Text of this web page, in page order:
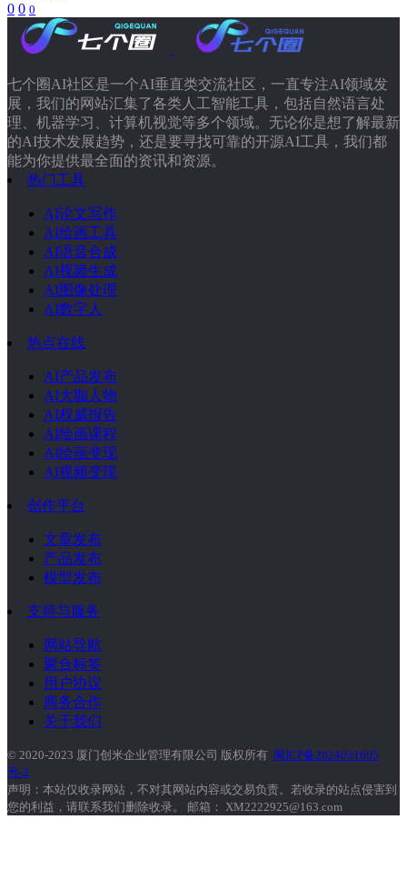
0 0 0
七个圈AI社区是一个AI垂直类交流社区，一直专注AI领域发
展，我们的网站汇集了各类人工智能工具，包括自然语言处
理、机器学习、计算机视觉等多个领域。无论你是想了解最新
的AI技术发展趋势，还是要寻找可靠的开源AI工具，我们都
能为你提供最全面的资讯和资源。
热门工具
AI论文写作
AI绘画工具
AI语音合成
AI视频生成
AI图像处理
AI数字人
热点在线
AI产品发布
AI大咖人物
AI权威报告
AI绘画课程
AI绘画变现
AI视频变现
创作平台
文章发布
产品发布
模型发布
支持与服务
网站导航
聚合标签
用户协议
商务合作
关于我们
© 2020-2023 厦门创米企业管理有限公司 版权所有 闽ICP备2024031605
号-2
声明：本站仅收录网站，不对其网站内容或交易负责。若收录的站点侵害到
您的利益，请联系我们删除收录。 邮箱： XM2222925@163.com